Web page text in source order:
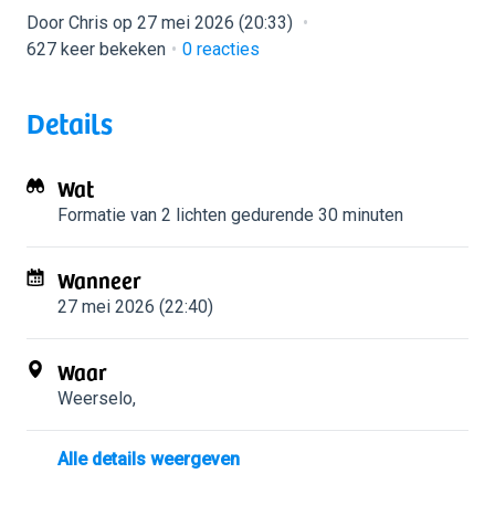
Door Chris op 27 mei 2026 (20:33)
627 keer bekeken
0 reacties
Details
Wat
Formatie van 2 lichten gedurende 30 minuten
Wanneer
27 mei 2026 (22:40)
Waar
Weerselo,
Alle details weergeven